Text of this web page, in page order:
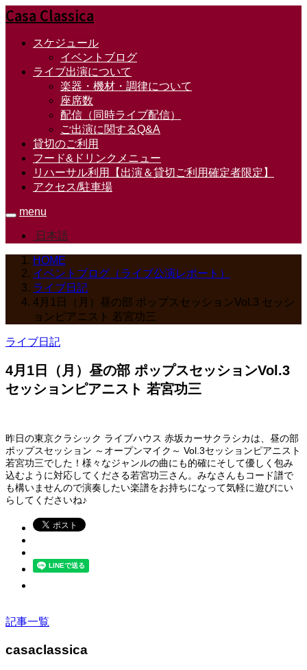
Casa Classica
スケジュール
イベントブログ
ライブ出演について
楽器・機材・調律について
座席数
配信（同時ライブ配信）
ご出演に関するQ&A
貸切のご利用
フード&ドリンクメニュー
リハーサル利用【出演＆貸切ご利用確定者限定】
アクセス/駐車場
menu
日本語
HOME
イベントブログ（ライブ公演レポート）
ライブ日記
4月1日（月）昼の部 ポップスセッションVol.3 セッシ
ョンピアニスト 若宮功三
ライブ日記
4月1日（月）昼の部 ポップスセッションVol.3
セッションピアニスト 若宮功三
昨日の東京クラシック ライブハウス 赤坂カーサクラシカは、昼の部
ポップスセッション ～オープンマイク～ Vol.3セッションピアニスト
若宮功三でした！様々なジャンルの曲にも的確にそして優しく包み
込むように対応してくださる若宮功三さん。みなさんもコード譜で
も構いませんので演奏したい楽譜をお持ちになって気軽に遊びにい
らしてくださいね♪
記事一覧
casaclassica